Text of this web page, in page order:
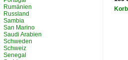
Rumänien
Russland
Sambia
San Marino
Saudi Arabien
Schweden
Schweiz
Senegal